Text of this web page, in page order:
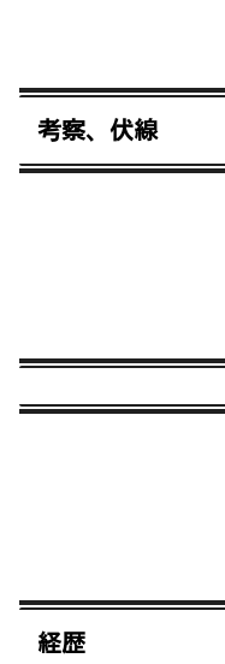
考察、伏線
経歴